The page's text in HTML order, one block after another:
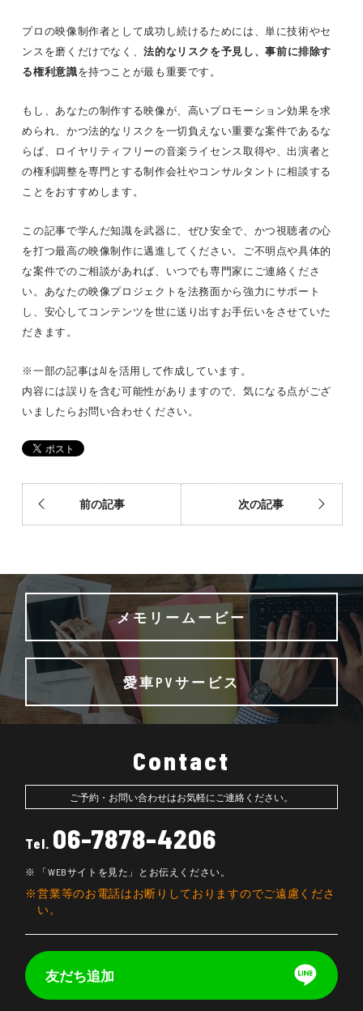
プロの映像制作者として成功し続けるためには、単に技術やセ
ンスを磨くだけでなく、法的なリスクを予見し、事前に排除す
る権利意識を持つことが最も重要です。
もし、あなたの制作する映像が、高いプロモーション効果を求
められ、かつ法的なリスクを一切負えない重要な案件であるな
らば、ロイヤリティフリーの音楽ライセンス取得や、出演者と
の権利調整を専門とする制作会社やコンサルタントに相談する
ことをおすすめします。
この記事で学んだ知識を武器に、ぜひ安全で、かつ視聴者の心
を打つ最高の映像制作に邁進してください。ご不明点や具体的
な案件でのご相談があれば、いつでも専門家にご連絡くださ
い。あなたの映像プロジェクトを法務面から強力にサポート
し、安心してコンテンツを世に送り出すお手伝いをさせていた
だきます。
※一部の記事はAIを活用して作成しています。
内容には誤りを含む可能性がありますので、気になる点がござ
いましたらお問い合わせください。
前の記事 次の記事
メモリームービー
愛車PVサービス
Contact
ご予約・お問い合わせはお気軽にご連絡ください。
Tel. 06-7878-4206
「WEBサイトを見た」とお伝えください。
営業等のお電話はお断りしておりますのでご遠慮くださ
い。
友だち追加